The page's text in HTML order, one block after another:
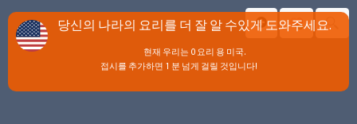
당신의 나라의 요리를 더 잘 알 수있게 도와주세요.
현재 우리는 0 요리 용 미국.
접시를 추가하면 1 분 넘게 걸릴 것입니다!